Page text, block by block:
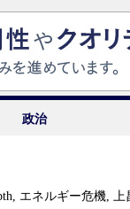
政治
, エネルギー危機,上